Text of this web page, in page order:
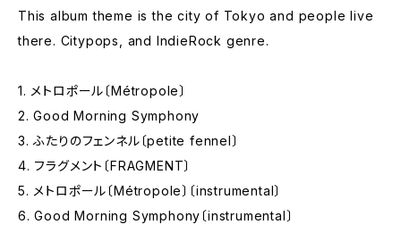
This album theme is the city of Tokyo and people live
there. Citypops, and IndieRock genre.
1. メトロポール〔Métropole〕
2. Good Morning Symphony
3. ふたりのフェンネル〔petite fennel〕
4. フラグメント〔FRAGMENT〕
5. メトロポール〔Métropole〕〔instrumental〕
6. Good Morning Symphony〔instrumental〕